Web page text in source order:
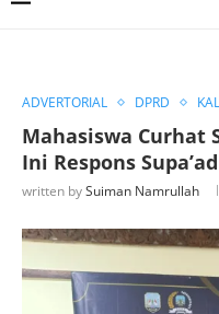
ADVERTORIAL DPRD
Mahasiswa Curhat
Ini Respons
written bySuiman Namrullah